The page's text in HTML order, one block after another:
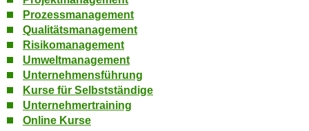
Prozessmanagement
Qualitätsmanagement
Risikomanagement
Umweltmanagement
Unternehmensführung
Kurse für Selbstständige
Unternehmertraining
Online Kurse
w
.
"
A
l
l
e